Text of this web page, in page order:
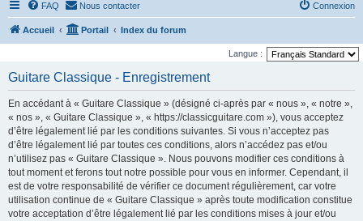
FAQ Nous contacter Connexion
Accueil Portail Index du forum
Langue :
Guitare Classique - Enregistrement
En accédant à « Guitare Classique » (désigné ci-après par « nous », « notre »,
« nos », « Guitare Classique », « https://classicguitare.com »), vous acceptez
d’être légalement lié par les conditions suivantes. Si vous n’acceptez pas
d’être légalement lié par toutes ces conditions, alors n’accédez pas et/ou
n’utilisez pas « Guitare Classique ». Nous pouvons modifier ces conditions à
tout moment et ferons tout notre possible pour vous en informer. Cependant, il
est de votre responsabilité de vérifier ce document régulièrement, car votre
utilisation continue de « Guitare Classique » après toute modification constitue
votre acceptation d’être légalement lié par les conditions mises à jour et/ou